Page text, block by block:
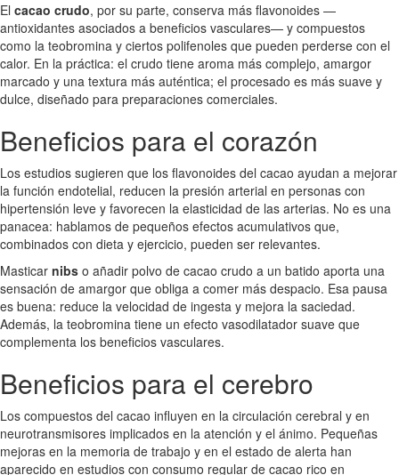
El cacao crudo, por su parte, conserva más flavonoides —
antioxidantes asociados a beneficios vasculares— y compuestos
como la teobromina y ciertos polifenoles que pueden perderse con el
calor. En la práctica: el crudo tiene aroma más complejo, amargor
marcado y una textura más auténtica; el procesado es más suave y
dulce, diseñado para preparaciones comerciales.
Beneficios para el corazón
Los estudios sugieren que los flavonoides del cacao ayudan a mejorar
la función endotelial, reducen la presión arterial en personas con
hipertensión leve y favorecen la elasticidad de las arterias. No es una
panacea: hablamos de pequeños efectos acumulativos que,
combinados con dieta y ejercicio, pueden ser relevantes.
Masticar nibs o añadir polvo de cacao crudo a un batido aporta una
sensación de amargor que obliga a comer más despacio. Esa pausa
es buena: reduce la velocidad de ingesta y mejora la saciedad.
Además, la teobromina tiene un efecto vasodilatador suave que
complementa los beneficios vasculares.
Beneficios para el cerebro
Los compuestos del cacao influyen en la circulación cerebral y en
neurotransmisores implicados en la atención y el ánimo. Pequeñas
mejoras en la memoria de trabajo y en el estado de alerta han
aparecido en estudios con consumo regular de cacao rico en